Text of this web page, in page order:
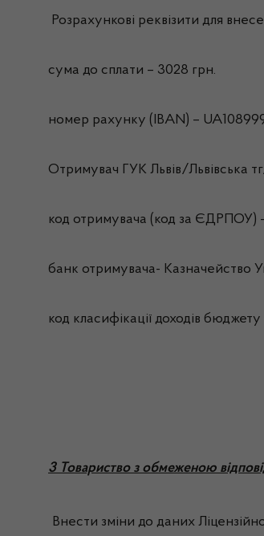
Розрахункові реквізити для
сума до сплати – 3028 грн.
номер рахунку (IBAN) –
Отримувач ГУК Львiв/Львівська
код отримувача (код за ЄДРПОУ)
банк отримувача- Казначейство
код класифікації доходів
3 Товариство з обмеженою
Внести зміни до даних